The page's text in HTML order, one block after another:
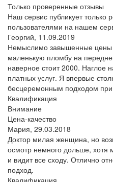
Только проверенные отзывы
Наш сервис публикует
пользователями на нашем
Георгий, 11.09.2019
Немыслимо завышенные цены
маленькую пломбу на
наверное стоит 2000. Наглое
платных услуг. Я впервые
бесцеремонным подходом при
Квалификация
Внимание
Цена-качество
Мария, 29.03.2018
Доктор милая женщина, но
осмотр немного дольше,
и видит все сходу. Отлично
подход.
Квалификация